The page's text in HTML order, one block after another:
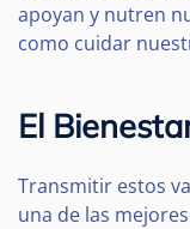
apoyan y nutren
como cuidar
El
Transmitir estos
una de las